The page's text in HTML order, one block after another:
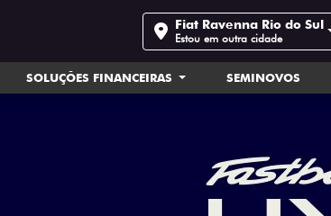
Fiat Ravenna Rio do Sul
Estou em outra cidade
SOLUÇÕES FINANCEIRAS SEMINOVOS